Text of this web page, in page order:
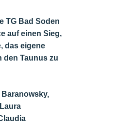
TG Bad Soden
auf einen Sieg,
das eigene
den Taunus zu